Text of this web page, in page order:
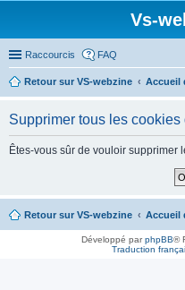
Vs-
Raccourcis FAQ
Retour sur VS-webzine Accueil
Supprimer tous les cookies
Êtes-vous sûr de vouloir supprimer
Retour sur VS-webzine Accueil
Développé parphpBB®
Traduction